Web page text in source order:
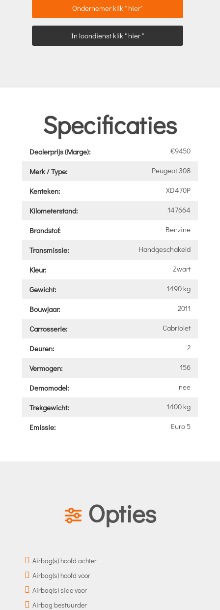
Ondernemer klik " hier"
In loondienst klik " hier "
Specificaties
Dealerprijs (Marge): €9450
Merk / Type: Peugeot 308
Kenteken: XD470P
Kilometerstand: 147664
Brandstof: Benzine
Transmissie: Handgeschakeld
Kleur: Zwart
Gewicht: 1490 kg
Bouwjaar: 2011
Carrosserie: Cabriolet
Deuren: 2
Vermogen: 156
Demomodel: nee
Trekgewicht: 1400 kg
Emissie: Euro 5
Opties
Airbag(s) hoofd achter
Airbag(s) hoofd voor
Airbag(s) side voor
Airbag bestuurder